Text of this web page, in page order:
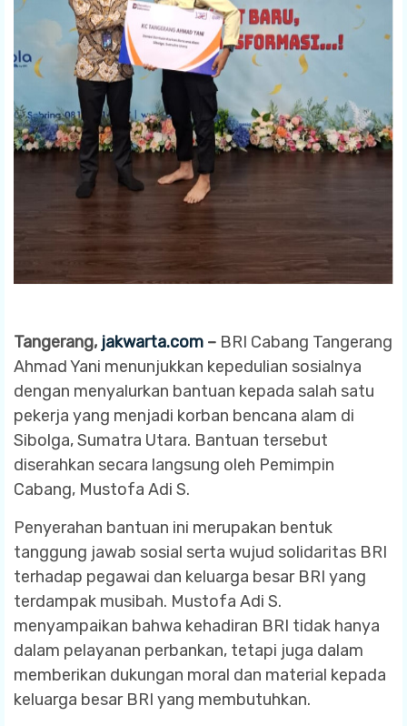
Tangerang, jakwarta.com – BRI Cabang Tangerang
Ahmad Yani menunjukkan kepedulian sosialnya
dengan menyalurkan bantuan kepada salah satu
pekerja yang menjadi korban bencana alam di
Sibolga, Sumatra Utara. Bantuan tersebut
diserahkan secara langsung oleh Pemimpin
Cabang, Mustofa Adi S.
Penyerahan bantuan ini merupakan bentuk
tanggung jawab sosial serta wujud solidaritas BRI
terhadap pegawai dan keluarga besar BRI yang
terdampak musibah. Mustofa Adi S.
menyampaikan bahwa kehadiran BRI tidak hanya
dalam pelayanan perbankan, tetapi juga dalam
memberikan dukungan moral dan material kepada
keluarga besar BRI yang membutuhkan.